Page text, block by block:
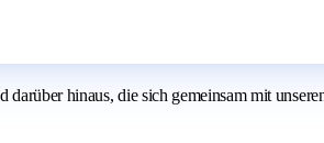
hinaus, die sich gemeinsam mit